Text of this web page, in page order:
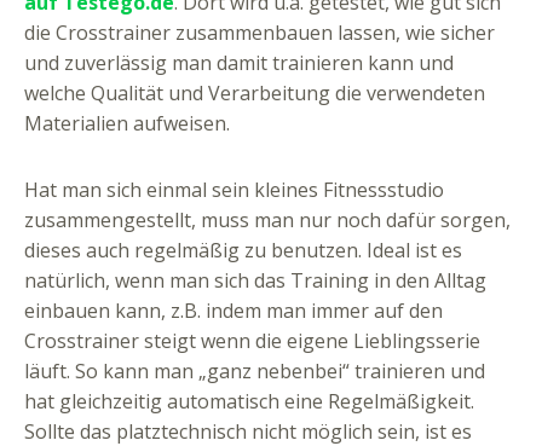
die Crosstrainer zusammenbauen lassen, wie sicher
und zuverlässig man damit trainieren kann und
welche Qualität und Verarbeitung die verwendeten
Materialien aufweisen.
Hat man sich einmal sein kleines Fitnessstudio
zusammengestellt, muss man nur noch dafür sorgen,
dieses auch regelmäßig zu benutzen. Ideal ist es
natürlich, wenn man sich das Training in den Alltag
einbauen kann, z.B. indem man immer auf den
Crosstrainer steigt wenn die eigene Lieblingsserie
läuft. So kann man „ganz nebenbei“ trainieren und
hat gleichzeitig automatisch eine Regelmäßigkeit.
Sollte das platztechnisch nicht möglich sein, ist es